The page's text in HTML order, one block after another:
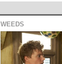
WEEDS